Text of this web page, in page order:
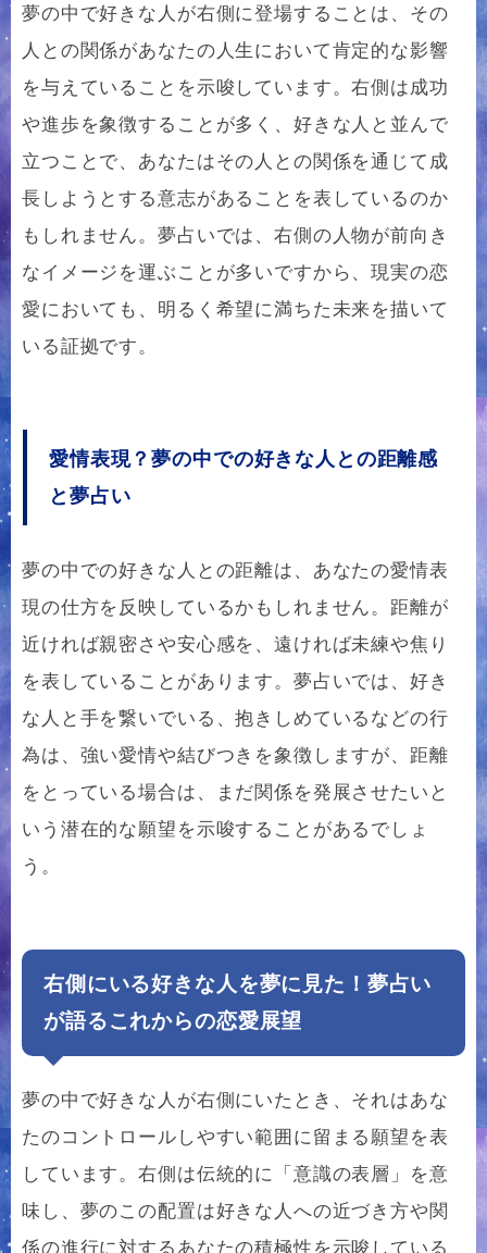
夢の中で好きな人が右側に登場することは、その
人との関係があなたの人生において肯定的な影響
を与えていることを示唆しています。右側は成功
や進歩を象徴することが多く、好きな人と並んで
立つことで、あなたはその人との関係を通じて成
長しようとする意志があることを表しているのか
もしれません。夢占いでは、右側の人物が前向き
なイメージを運ぶことが多いですから、現実の恋
愛においても、明るく希望に満ちた未来を描いて
いる証拠です。
愛情表現？夢の中での好きな人との距離感
と夢占い
夢の中での好きな人との距離は、あなたの愛情表
現の仕方を反映しているかもしれません。距離が
近ければ親密さや安心感を、遠ければ未練や焦り
を表していることがあります。夢占いでは、好き
な人と手を繋いでいる、抱きしめているなどの行
為は、強い愛情や結びつきを象徴しますが、距離
をとっている場合は、まだ関係を発展させたいと
いう潜在的な願望を示唆することがあるでしょ
う。
右側にいる好きな人を夢に見た！夢占い
が語るこれからの恋愛展望
夢の中で好きな人が右側にいたとき、それはあな
たのコントロールしやすい範囲に留まる願望を表
しています。右側は伝統的に「意識の表層」を意
味し、夢のこの配置は好きな人への近づき方や関
係の進行に対するあなたの積極性を示唆している